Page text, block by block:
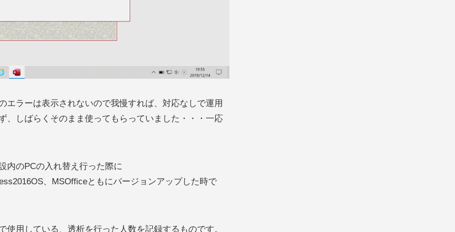
エラーは表示されないので我慢すれば、対応なしで運用
、しばらくそのまま使ってもらっていました・・・一応
内のPCの入れ替え行った際に
、MSOfficeともにバージョンアップした時で
用している、透析を行った人数を記録するものです。